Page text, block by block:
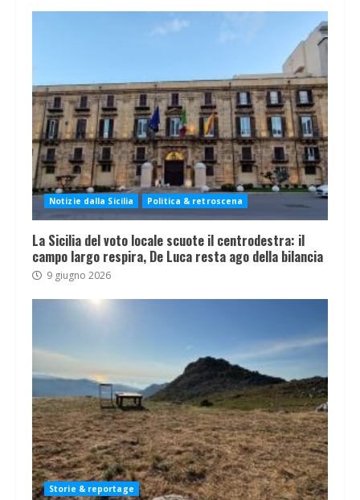
Notizie dalla Sicilia Politica & retroscena
La Sicilia del voto locale scuote il centrodestra: il
campo largo respira, De Luca resta ago della bilancia
9 giugno 2026
Storie & reportage